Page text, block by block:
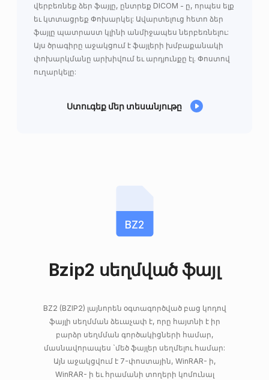
վերբեռնեք ձեր ֆայլը, ընտրեք DICOM - ը, որպես ելք
եւ կտտացրեք Փոխարկել: Ավարտելուց հետո ձեր
ֆայլը պատրաստ կլինի անմիջապես ներբեռնելու:
Այս ծրագիրը աջակցում է ֆայլերի խմբաքանակի
փոխարկմանը արխիվում եւ արդյունքը էլ. Փոստով
ուղարկելը:
Ստուգեք մեր տեսանյութը
BZ2
Bzip2 սեղմված ֆայլ
BZ2 (BZIP2) լայնորեն օգտագործված բաց կոդով
ֆայլի սեղմման ձեւաչափ է, որը հայտնի է իր
բարձր սեղմման գործակիցների համար,
մասնավորապես `մեծ ֆայլեր սեղմելու համար:
Այն աջակցվում է 7-փոստային, WinRAR- ի,
WinRAR- ի եւ հրամանի տողերի կոմունալ